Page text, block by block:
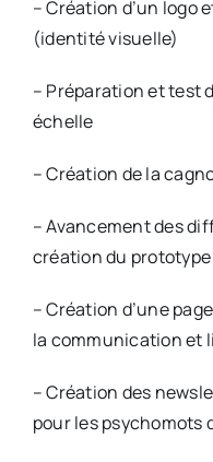
– Création d’un logo
(identité visuelle)
– Préparation et test
échelle
– Création de la
– Avancement des
création du prototype
– Création d’une
la communication et
– Création des
pour les psychomots